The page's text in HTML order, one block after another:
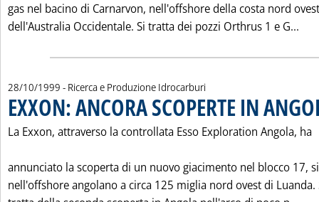
gas nel bacino di Carnarvon, nell'offshore della costa nord ovest
dell'Australia Occidentale. Si tratta dei pozzi Orthrus 1 e G...
28/10/1999 - Ricerca e Produzione Idrocarburi
EXXON: ANCORA SCOPERTE IN
La Exxon, attraverso la controllata Esso Exploration Angola, ha
annunciato la scoperta di un nuovo giacimento nel blocco 17,
nell'offshore angolano a circa 125 miglia nord ovest di Luanda.